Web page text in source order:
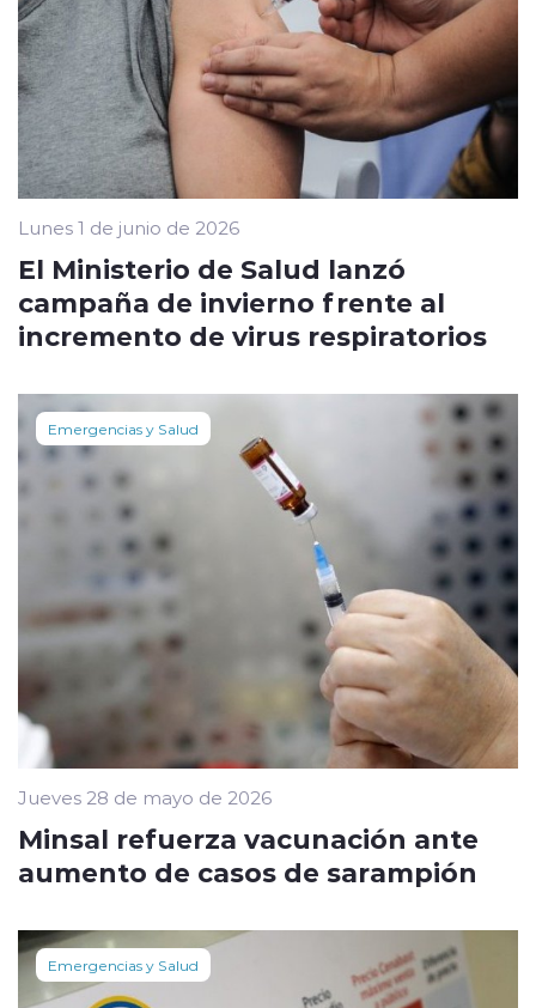
Lunes 1 de junio de 2026
El Ministerio de Salud lanzó
campaña de invierno frente al
incremento de virus respiratorios
Emergencias y Salud
Jueves 28 de mayo de 2026
Minsal refuerza vacunación ante
aumento de casos de sarampión
Emergencias y Salud